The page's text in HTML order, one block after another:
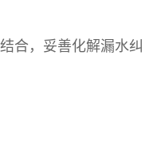
合，妥善化解漏水纠